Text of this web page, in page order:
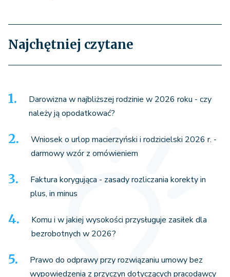
Najchętniej czytane
Darowizna w najbliższej rodzinie w 2026 roku - czy
należy ją opodatkować?
Wniosek o urlop macierzyński i rodzicielski 2026 r. -
darmowy wzór z omówieniem
Faktura korygująca - zasady rozliczania korekty in
plus, in minus
Komu i w jakiej wysokości przysługuje zasiłek dla
bezrobotnych w 2026?
Prawo do odprawy przy rozwiązaniu umowy bez
wypowiedzenia z przyczyn dotyczących pracodawcy